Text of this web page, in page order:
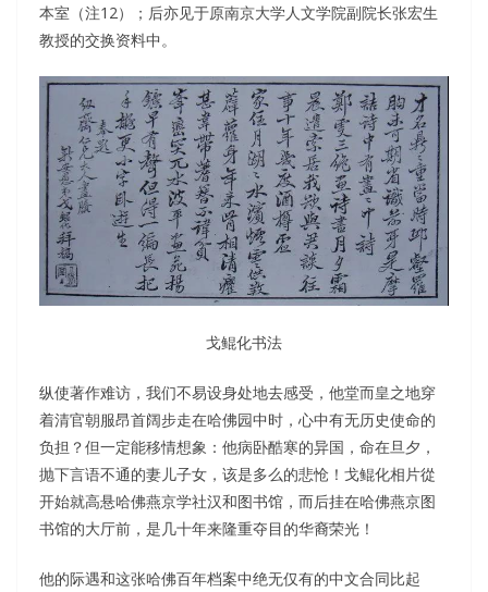
本室（注12）；后亦见于原南京大学人文学院副院长张宏生
教授的交换资料中。
戈鲲化书法
纵使著作难访，我们不易设身处地去感受，他堂而皇之地穿
着清官朝服昂首阔步走在哈佛园中时，心中有无历史使命的
负担？但一定能移情想象：他病卧酷寒的异国，命在旦夕，
抛下言语不通的妻儿子女，该是多么的悲怆！戈鲲化相片從
开始就高悬哈佛燕京学社汉和图书馆，而后挂在哈佛燕京图
书馆的大厅前，是几十年来隆重夺目的华裔荣光！
他的际遇和这张哈佛百年档案中绝无仅有的中文合同比起